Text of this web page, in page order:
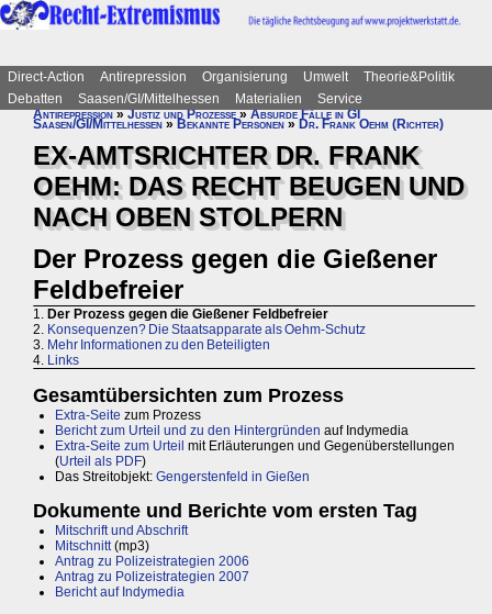
Direct-Action Antirepression Organisierung Umwelt
Theorie&Politik
Debatten
Saasen/GI/Mittelhessen Materialien
Service
Antirepression»Justiz und Prozesse»Absurde Fälle in GI
Saasen/GI/Mittelhessen » Bekannte Personen » Dr. Frank Oehm (Richter)
EX-AMTSRICHTER DR. FRANK
OEHM: DAS RECHT BEUGEN UND
NACH OBEN STOLPERN
Der Prozess gegen die Gießener
Feldbefreier
1. Der Prozess gegen die Gießener Feldbefreier
2. Konsequenzen? Die Staatsapparate als Oehm-Schutz
3. Mehr Informationen zu den Beteiligten
4. Links
Gesamtübersichten zum Prozess
Extra-Seite zum Prozess
Bericht zum Urteil und zu den Hintergründen auf Indymedia
Extra-Seite zum Urteil mit Erläuterungen und Gegenüberstellungen
(Urteil als PDF)
Das Streitobjekt: Gengerstenfeld in Gießen
Dokumente und Berichte vom ersten Tag
Mitschrift und Abschrift
Mitschnitt(mp3)
Antrag zu Polizeistrategien 2006
Antrag zu Polizeistrategien 2007
Bericht auf Indymedia